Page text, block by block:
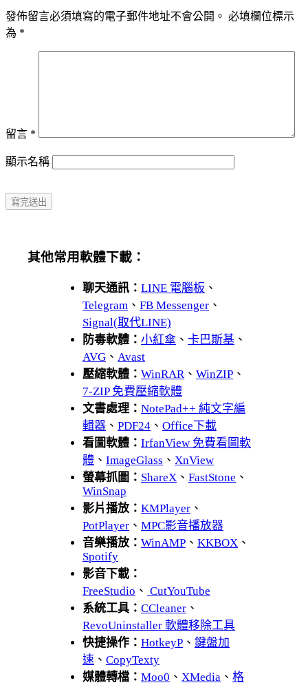
發佈留言必須填寫的電子郵件地址不會公開。 必填欄位標示
為 *
留言 *
顯示名稱
其他常用軟體下載：
聊天通訊： LINE 電腦板 、
Telegram 、 FB Messenger 、
Signal(取代LINE)
防毒軟體： 小紅傘 、 卡巴斯基 、
AVG 、 Avast
壓縮軟體： WinRAR、 WinZIP 、
7-ZIP 免費壓縮軟體
文書處理： NotePad++ 純文字編
輯器 、 PDF24 、 Office下載
看圖軟體： IrfanView 免費看圖軟
體 、 ImageGlass 、 XnView
螢幕抓圖： ShareX 、 FastStone 、
WinSnap
影片播放： KMPlayer 、
PotPlayer 、 MPC影音播放器
音樂播放： WinAMP 、 KKBOX 、
Spotify
影音下載：
FreeStudio 、 CutYouTube
系統工具： CCleaner 、
RevoUninstaller 軟體移除工具
快捷操作： HotkeyP 、 鍵盤加
速 、 CopyTexty
媒體轉檔： Moo0 、 XMedia 、 格